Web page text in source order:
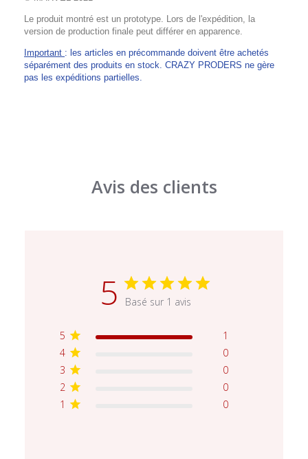
Le produit montré est un prototype. Lors de l'expédition, la
version de production finale peut différer en apparence.
Important : les articles en précommande doivent être achetés
séparément des produits en stock. CRAZY PRODERS ne gère
pas les expéditions partielles.
Avis des clients
5 Basé sur 1 avis
5
1
4
0
3
0
2
0
1
0